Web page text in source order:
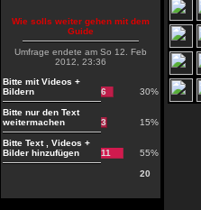
Wie solls weiter gehen mit dem
Guide
Umfrage endete am So 12. Feb
2012, 23:36
Bitte mit Videos +
Bildern
6 30%
Bitte nur den Text
weitermachen
3 15%
Bitte Text , Videos +
Bilder hinzufügen
11 55%
20